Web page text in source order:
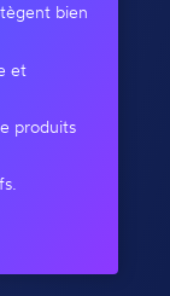
bien
et
produits